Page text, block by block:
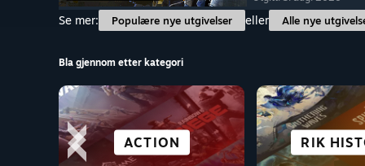
Se mer:
Populære nye utgivelser eller Alle nye
Bla gjennom etter kategori
ACTION RIK
GRATIS Å SPILLE BY OG
SLÅSSING
VIRTUELL
VIRKELIGHET